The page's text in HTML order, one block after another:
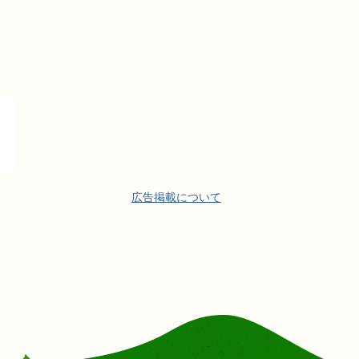
広告掲載について